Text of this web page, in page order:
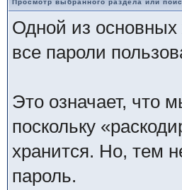
Просмотр выбранного раздела или
Одной из основных
все пароли
Это означает, что
поскольку
хранится. Но, тем
пароль.